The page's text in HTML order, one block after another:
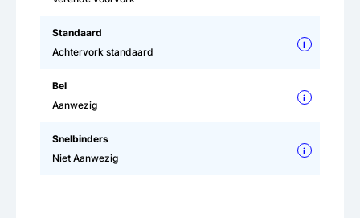
Standaard
Achtervork standaard
i
Bel
Aanwezig
i
Snelbinders
Niet Aanwezig
i